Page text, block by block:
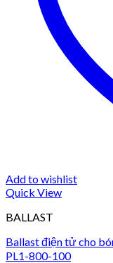
Add to wishlist
Quick View
BALLAST
Ballast điện tử cho
PL1-800-100